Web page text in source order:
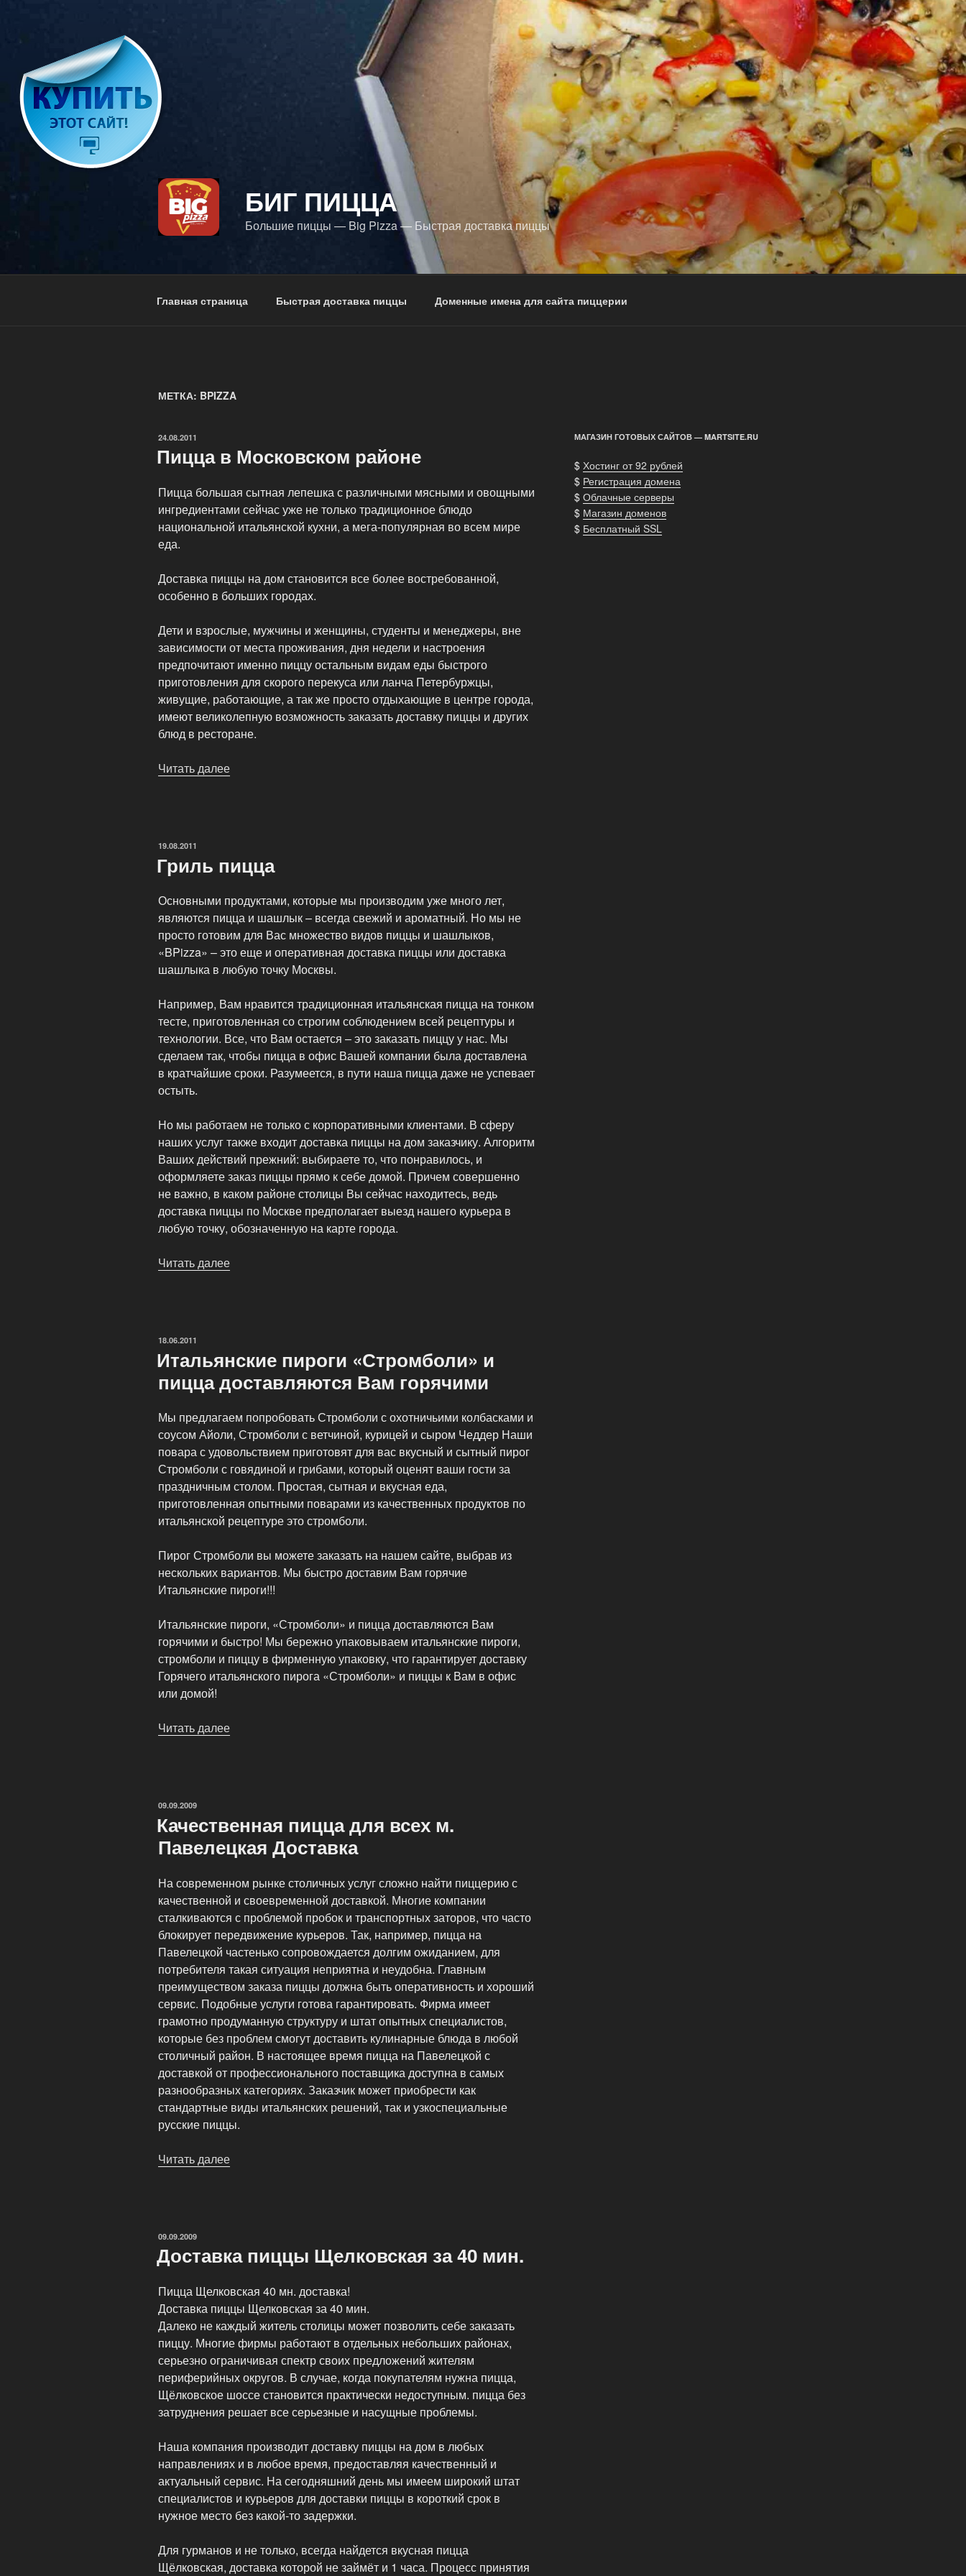
содержимому
БИГ ПИЦЦА
Большие пиццы — Big Pizza — Быстрая доставка пиццы
Главная страница Быстрая доставка пиццы Доменные имена для сайта пиццерии
МЕТКА: BPIZZA
ОПУБЛИКОВАНО
24.08.2011
Пицца в Московском районе
Пицца большая сытная лепешка с различными мясными и овощными
ингредиентами сейчас уже не только традиционное блюдо
национальной итальянской кухни, а мега-популярная во всем мире
еда.
Доставка пиццы на дом становится все более востребованной,
особенно в больших городах.
Дети и взрослые, мужчины и женщины, студенты и менеджеры, вне
зависимости от места проживания, дня недели и настроения
предпочитают именно пиццу остальным видам еды быстрого
приготовления для скорого перекуса или ланча Петербуржцы,
живущие, работающие, а так же просто отдыхающие в центре города,
имеют великолепную возможность заказать доставку пиццы и других
блюд в ресторане.
Читать далее
ОПУБЛИКОВАНО
19.08.2011
Гриль пицца
Основными продуктами, которые мы производим уже много лет,
являются пицца и шашлык – всегда свежий и ароматный. Но мы не
просто готовим для Вас множество видов пиццы и шашлыков,
«BPizza» – это еще и оперативная доставка пиццы или доставка
шашлыка в любую точку Москвы.
Например, Вам нравится традиционная итальянская пицца на тонком
тесте, приготовленная со строгим соблюдением всей рецептуры и
технологии. Все, что Вам остается – это заказать пиццу у нас. Мы
сделаем так, чтобы пицца в офис Вашей компании была доставлена
в кратчайшие сроки. Разумеется, в пути наша пицца даже не успевает
остыть.
Но мы работаем не только с корпоративными клиентами. В сферу
наших услуг также входит доставка пиццы на дом заказчику. Алгоритм
Ваших действий прежний: выбираете то, что понравилось, и
оформляете заказ пиццы прямо к себе домой. Причем совершенно
не важно, в каком районе столицы Вы сейчас находитесь, ведь
доставка пиццы по Москве предполагает выезд нашего курьера в
любую точку, обозначенную на карте города.
Читать далее
ОПУБЛИКОВАНО
18.06.2011
Итальянские пироги «Стромболи» и
пицца доставляются Вам горячими
Мы предлагаем попробовать Стромболи с охотничьими колбасками и
соусом Айоли, Стромболи с ветчиной, курицей и сыром Чеддер Наши
повара с удовольствием приготовят для вас вкусный и сытный пирог
Стромболи с говядиной и грибами, который оценят ваши гости за
праздничным столом. Простая, сытная и вкусная еда,
приготовленная опытными поварами из качественных продуктов по
итальянской рецептуре это стромболи.
Пирог Стромболи вы можете заказать на нашем сайте, выбрав из
нескольких вариантов. Мы быстро доставим Вам горячие
Итальянские пироги!!!
Итальянские пироги, «Стромболи» и пицца доставляются Вам
горячими и быстро! Мы бережно упаковываем итальянские пироги,
стромболи и пиццу в фирменную упаковку, что гарантирует доставку
Горячего итальянского пирога «Стромболи» и пиццы к Вам в офис
или домой!
Читать далее
Вам
горячими»
ОПУБЛИКОВАНО
09.09.2009
Качественная пицца для всех м.
Павелецкая Доставка
На современном рынке столичных услуг сложно найти пиццерию с
качественной и своевременной доставкой. Многие компании
сталкиваются с проблемой пробок и транспортных заторов, что часто
блокирует передвижение курьеров. Так, например, пицца на
Павелецкой частенько сопровождается долгим ожиданием, для
потребителя такая ситуация неприятна и неудобна. Главным
преимуществом заказа пиццы должна быть оперативность и хороший
сервис. Подобные услуги готова гарантировать. Фирма имеет
грамотно продуманную структуру и штат опытных специалистов,
которые без проблем смогут доставить кулинарные блюда в любой
столичный район. В настоящее время пицца на Павелецкой с
доставкой от профессионального поставщика доступна в самых
разнообразных категориях. Заказчик может приобрести как
стандартные виды итальянских решений, так и узкоспециальные
русские пиццы.
Читать далее
Доставка»
ОПУБЛИКОВАНО
09.09.2009
Доставка пиццы Щелковская за 40 мин.
Пицца Щелковская 40 мн. доставка!
Доставка пиццы Щелковская за 40 мин.
Далеко не каждый житель столицы может позволить себе заказать
пиццу. Многие фирмы работают в отдельных небольших районах,
серьезно ограничивая спектр своих предложений жителям
периферийных округов. В случае, когда покупателям нужна пицца,
Щёлковское шоссе становится практически недоступным. пицца без
затруднения решает все серьезные и насущные проблемы.
Наша компания производит доставку пиццы на дом в любых
направлениях и в любое время, предоставляя качественный и
актуальный сервис. На сегодняшний день мы имеем широкий штат
специалистов и курьеров для доставки пиццы в короткий срок в
нужное место без какой-то задержки.
Для гурманов и не только, всегда найдется вкусная пицца
Щёлковская, доставка которой не займёт и 1 часа. Процесс принятия
МАГАЗИН ГОТОВЫХ САЙТОВ — MARTSITE.RU
$ Хостинг от 92 рублей
$ Регистрация домена
$ Облачные серверы
$ Магазин доменов
$ Бесплатный SSL